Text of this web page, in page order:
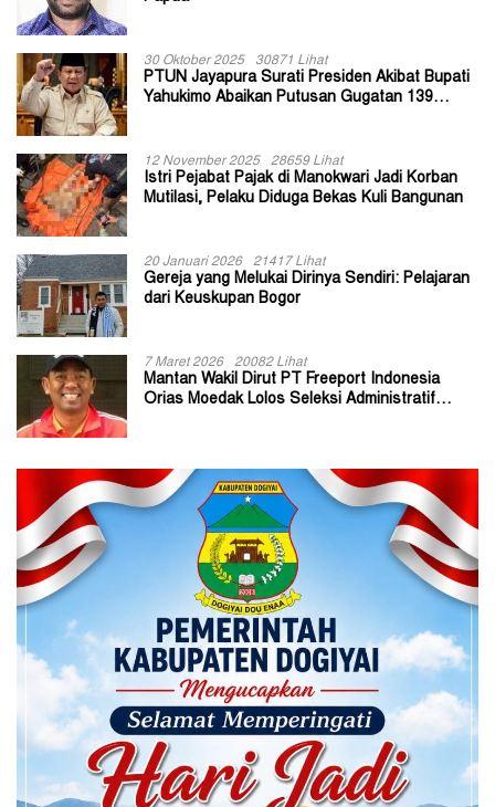
30 Oktober 2025 30871 Lihat
PTUN Jayapura Surati Presiden Akibat Bupati
Yahukimo Abaikan Putusan Gugatan 139
12 November 2025 28659 Lihat
Istri Pejabat Pajak di Manokwari Jadi Korban
Mutilasi, Pelaku Diduga Bekas Kuli Bangunan
20 Januari 2026 21417 Lihat
Gereja yang Melukai Dirinya Sendiri: Pelajaran
dari Keuskupan Bogor
7 Maret 2026 20082 Lihat
Mantan Wakil Dirut PT Freeport Indonesia
Orias Moedak Lolos Seleksi Administratif